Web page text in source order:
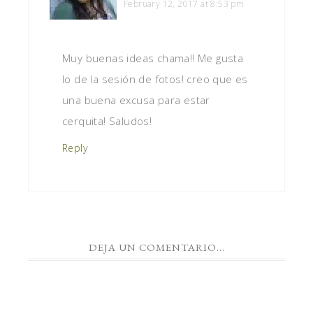
February 12, 2017 at 8:53 pm
Muy buenas ideas chama!! Me gusta
lo de la sesión de fotos! creo que es
una buena excusa para estar
cerquita! Saludos!
Reply
DEJA UN COMENTARIO...